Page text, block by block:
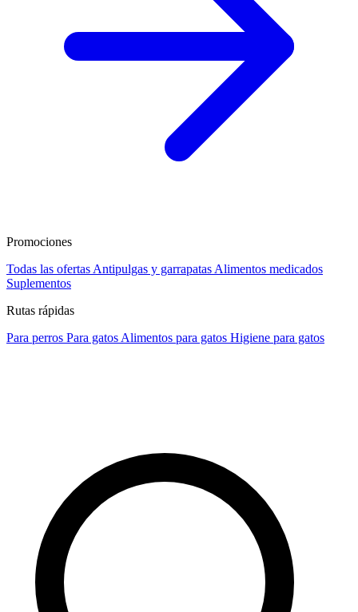
Promociones
Todas las ofertas Antipulgas y garrapatas Alimentos medicados
Suplementos
Rutas rápidas
Para perros Para gatos Alimentos para gatos Higiene para gatos